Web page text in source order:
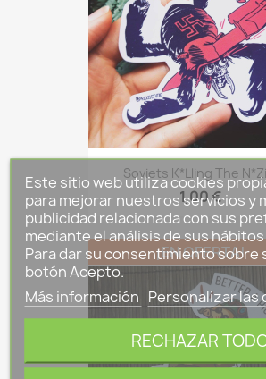
Soviets K*lling The
1,00 €
¡EN OFERTA!
Este sitio web utiliza cookies
para mejorar nuestros servicios y
publicidad relacionada con sus
mediante el análisis de sus
Para dar su consentimiento sobre
botón Acepto.
Más información Personalizar las
RECHAZAR